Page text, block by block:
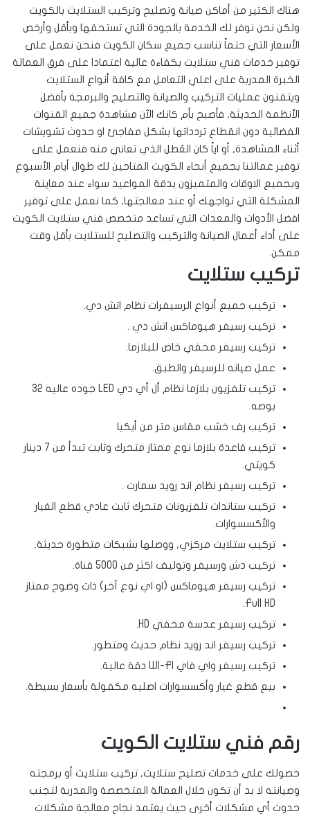
هناك الكثير من أماكن صيانة وتصليح وتركيب الستلايت بالكويت
ولكن نحن نوفر لك الخدمة بالجودة التي تستحقها وبأقل وأرخص
الأسعار التي حتماً تناسب جميع سكان الكويت فنحن نعمل على
توفير خدمات فني ستلايت بكفاءة عالية اعتمادا على فرق العمالة
الخبرة المدربة على اعلي التعامل مع كافة أنواع الستلايت
ويتقنون عمليات التركيب والصيانة والتصليح والبرمجة بأفضل
الأنظمة الحديثة, فأصبح بأم كانك الآن مشاهدة جميع القنوات
الفضائية دون انقطاع تردداتها بشكل مفاجئ او حدوث تشويشات
أثناء المشاهدة, أو اياً كان العُطل الذي تعاني منه فنعمل على
توفير عمالتنا بجميع أنحاء الكويت المتاحين لك طوال أيام الأسبوع
وبجميع الاوقات والمتميزون بدقة المواعيد سواء عند معاينة
المشكلة التي تواجهك أو عند معالجتها, كما نعمل على توفير
افضل الأدوات والمعدات التي تساعد متخصص فني ستلايت الكويت
على أداء أعمال الصيانة والتركيب والتصليح للستلايت بأقل وقت
ممكن.
تركيب ستلايت
تركيب جميع أنواع الرسيفرات نظام اتش دي.
تركيب رسيفر هيوماكس اتش دي .
تركيب رسيفر مخفي خاص للبلازما.
عمل صيانه للرسيفر والطبق.
تركيب تلفزيون بلازما نظام أل أي دي LED جوده عاليه 32
بوصه.
تركيب رف خشب مقاس متر من أيكيا
تركيب قاعدة بلازما نوع ممتاز متحرك وثابت تبدأ من 7 دينار
كويتي.
تركيب رسيفر نظام اند رويد سمارت .
تركيب ستاندات تلفزيونات متحرك ثابت عادي قطع الغيار
والأكسسوارات.
تركيب ستلايت مركزي, ووصلها بشبكات متطورة حديثة.
تركيب دش ورسيفر وتوليف اكثر من 5000 قناة.
تركيب رسيفر هيوماكس (او اي نوع آخر) ذات وضوح ممتاز
Full HD.
تركيب رسيفر عدسة مخفي HD.
تركيب رسيفر اند رويد نظام حديث ومتطور.
تركيب رسيفر واي فاي WI-FI دقة عالية.
بيع قطع غيار وأكسسوارات اصليه مكفولة بأسعار بسيطة.
رقم فني ستلايت الكويت
حصولك على خدمات تصليح ستلايت, تركيب ستلايت أو برمجته
وصيانته لا بد أن تكون خلال العمالة المتخصصة والمدربة لتجنب
حدوث أي مشكلات أخرى حيث يعتمد نجاح معالجة مشكلات